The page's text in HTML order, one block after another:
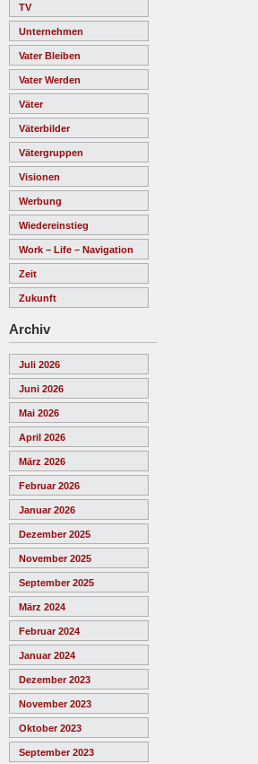
TV
Unternehmen
Vater Bleiben
Vater Werden
Väter
Väterbilder
Vätergruppen
Visionen
Werbung
Wiedereinstieg
Work – Life – Navigation
Zeit
Zukunft
Archiv
Juli 2026
Juni 2026
Mai 2026
April 2026
März 2026
Februar 2026
Januar 2026
Dezember 2025
November 2025
September 2025
März 2024
Februar 2024
Januar 2024
Dezember 2023
November 2023
Oktober 2023
September 2023